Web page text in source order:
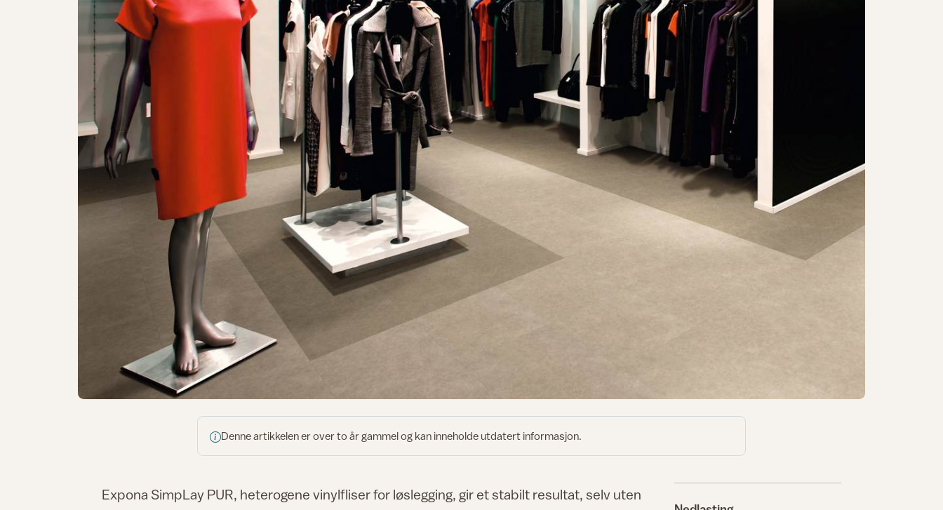
Denne artikkelen er over to år gammel og kan inneholde utdatert informasjon.
Expona SimpLay PUR, heterogene vinylfliser for løslegging, gir et stabilt resultat, selv uten